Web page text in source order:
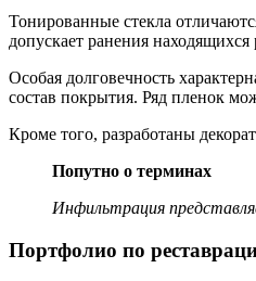
Тонированные стекла
допускает ранения
Особая долговечность
состав покрытия. Ряд пленок
Кроме того, разработаны
Попутно о терминах
Инфильтрация
Портфолио по